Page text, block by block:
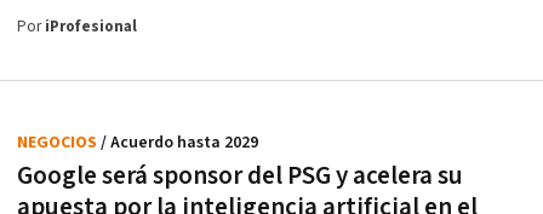
PoriProfesional
Google será sponsor del PSG y acelera su
NEGOCIOS / Acuerdo hasta 2029